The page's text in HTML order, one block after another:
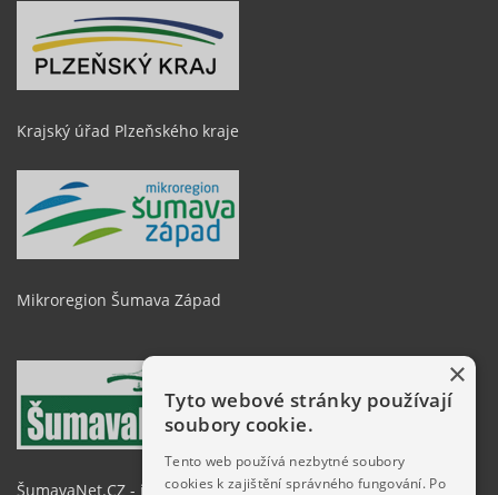
Krajský úřad Plzeňského kraje
Mikroregion Šumava Západ
ŠumavaNet.CZ - informace o regionu
×
Tyto webové stránky používají
soubory cookie.
Tento web používá nezbytné soubory
cookies k zajištění správného fungování. Po